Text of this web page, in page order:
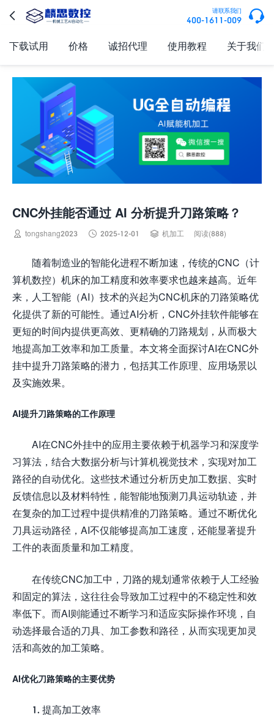
 请联系我们
400-1611-009 
下载试用 价格 诚招代理 使用教程 关于我们
CNC外挂能否通过 AI 分析提升刀路策略？
 tongshang2023  2025-12-01  机加工 阅读(888)
随着制造业的智能化进程不断加速，传统的CNC（计
算机数控）机床的加工精度和效率要求也越来越高。近年
来，人工智能（AI）技术的兴起为CNC机床的刀路策略优
化提供了新的可能性。通过AI分析，CNC外挂软件能够在
更短的时间内提供更高效、更精确的刀路规划，从而极大
地提高加工效率和加工质量。本文将全面探讨AI在CNC外
挂中提升刀路策略的潜力，包括其工作原理、应用场景以
及实施效果。
AI提升刀路策略的工作原理
AI在CNC外挂中的应用主要依赖于机器学习和深度学
习算法，结合大数据分析与计算机视觉技术，实现对加工
路径的自动优化。这些技术通过分析历史加工数据、实时
反馈信息以及材料特性，能智能地预测刀具运动轨迹，并
在复杂的加工过程中提供精准的刀路策略。通过不断优化
刀具运动路径，AI不仅能够提高加工速度，还能显著提升
工件的表面质量和加工精度。
在传统CNC加工中，刀路的规划通常依赖于人工经验
和固定的算法，这往往会导致加工过程中的不稳定性和效
率低下。而AI则能通过不断学习和适应实际操作环境，自
动选择最合适的刀具、加工参数和路径，从而实现更加灵
活和高效的加工策略。
AI优化刀路策略的主要优势
1. 提高加工效率